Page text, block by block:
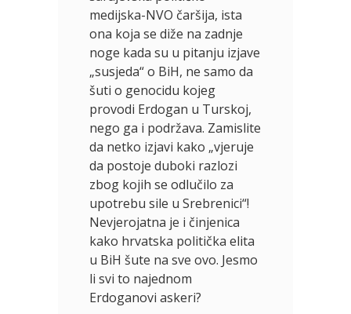
medijska-NVO čaršija, ista
ona koja se diže na zadnje
noge kada su u pitanju izjave
„susjeda“ o BiH, ne samo da
šuti o genocidu kojeg
provodi Erdogan u Turskoj,
nego ga i podržava. Zamislite
da netko izjavi kako „vjeruje
da postoje duboki razlozi
zbog kojih se odlučilo za
upotrebu sile u Srebrenici“!
Nevjerojatna je i činjenica
kako hrvatska politička elita
u BiH šute na sve ovo. Jesmo
li svi to najednom
Erdoganovi askeri?